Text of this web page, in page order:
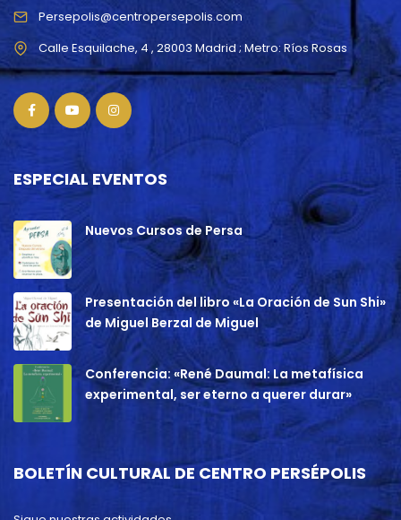
Persepolis@centropersepolis.com
ESPECIAL EVENTOS
Nuevos Cursos de Persa
Presentación del libro «La Oración de Sun Shi»
de Miguel Berzal de Miguel
Conferencia: «René Daumal: La metafísica
experimental, ser eterno a querer durar»
BOLETÍN CULTURAL DE CENTRO PERSÉPOLIS